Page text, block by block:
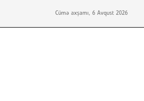
Cümə axşamı, 6 Avqust 2026